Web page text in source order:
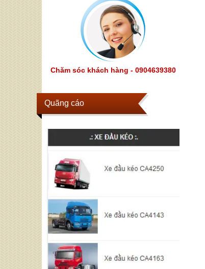
Chăm sóc khách hàng - 0904639380
Quãng cáo